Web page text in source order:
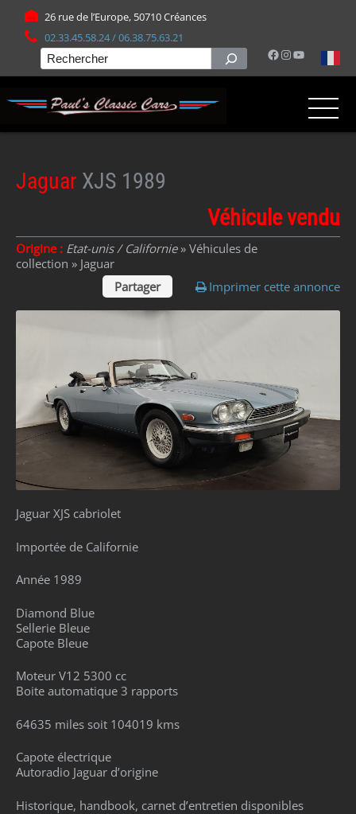
26 rue de l’Europe, 50710 Créances
02.33.45.58.24 / 06.38.75.63.21
Facebook
Instagram
YouTube
Rechercher
Jaguar XJS 1989
Véhicule vendu
Origine : Etat-unis / Californie» Véhicules de
collection » Jaguar
Partager
Imprimer cette annonce
Jaguar XJS cabriolet
Importée de Californie
Année 1989
Diamond Blue
Sellerie Bleue
Capote Bleue
Moteur V12 5300 cc
Boite automatique 3 rapports
64635 miles soit 104019 kms
Capote électrique
Autoradio Jaguar d’origine
Historique, handbook, carnet d’entretien disponibles
Panneau de gestion des cookies